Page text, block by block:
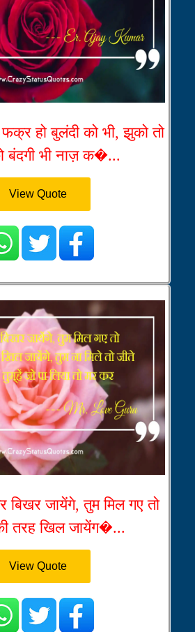
हो बुलंदी को भी, झुको तो
बंदगी भी नाज़ क�...
View Quote
बिखर जायेंगे, तुम मिल गए तो
तरह खिल जायेंग�...
View Quote